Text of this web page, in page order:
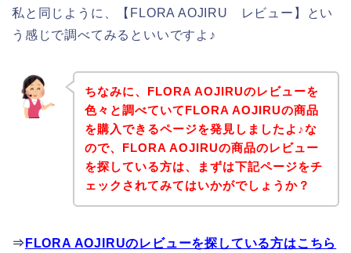
私と同じように、【FLORA AOJIRU レビュー】とい
う感じで調べてみるといいですよ♪
ちなみに、FLORA AOJIRUのレビューを
色々と調べていてFLORA AOJIRUの商品
を購入できるページを発見しましたよ♪な
ので、FLORA AOJIRUの商品のレビュー
を探している方は、まずは下記ページをチ
ェックされてみてはいかがでしょうか？
⇒ FLORA AOJIRUのレビューを探している方はこちら